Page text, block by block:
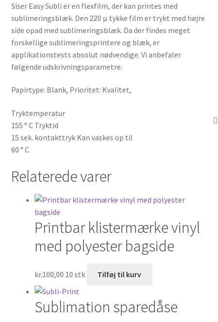
Siser Easy Subli er en flexfilm, der kan printes med
sublimeringsblæk. Den 220 µ tykke film er trykt med højre
side opad med sublimeringsblæk. Da der findes meget
forskellige sublimeringsprintere og blæk, er
applikationstests absolut nødvendige. Vi anbefaler
følgende udskrivningsparametre:
Papirtype: Blank, Prioritet: Kvalitet,
Tryktemperatur
155 ° C Tryktid
15 sek. kontakttryk Kan vaskes op til
60 ° C
Relaterede varer
Printbar klistermærke vinyl
med polyester bagside
kr.100,00 10 stk Tilføj til kurv
Sublimation sparedåse